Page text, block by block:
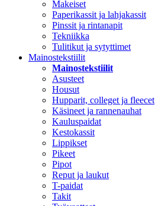
Makeiset
Paperikassit ja lahjakassit
Pinssit ja rintanapit
Tekniikka
Tulitikut ja sytyttimet
Mainostekstiilit
Mainostekstiilit
Asusteet
Housut
Hupparit, colleget ja fleecet
Käsineet ja rannenauhat
Kauluspaidat
Kestokassit
Lippikset
Pikeet
Pipot
Reput ja laukut
T-paidat
Takit